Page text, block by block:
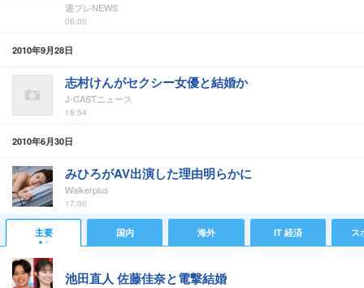
週プレNEWS
06:00
2010年9月28日
志村けんがセクシー女優と結婚か
J-CASTニュース
18:54
2010年6月30日
みひろがAV出演した理由明らかに
Walkerplus
17:00
主要 国内 海外 IT 経済 ス
池田直人 佐藤佳奈と電撃結婚